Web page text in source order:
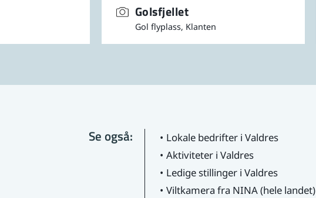
Golsfjellet
Gol flyplass, Klanten
Se også:
Lokale bedrifter i Valdres
Aktiviteter i Valdres
Ledige stillinger i Valdres
Viltkamera fra NINA (hele landet)